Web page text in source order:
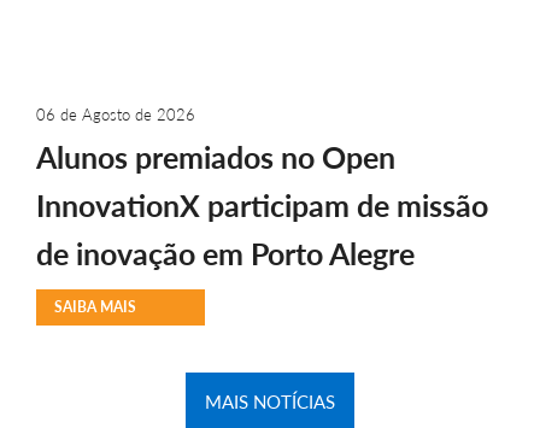
06 de Agosto de 2026
Alunos premiados no Open
InnovationX participam de missão
de inovação em Porto Alegre
SAIBA MAIS
MAIS NOTÍCIAS